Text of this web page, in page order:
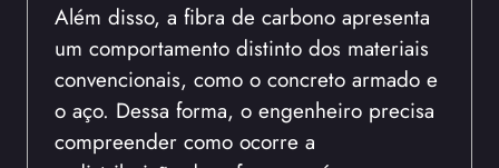
Além disso, a fibra de carbono apresenta
um comportamento distinto dos materiais
convencionais, como o concreto armado e
o aço. Dessa forma, o engenheiro precisa
compreender como ocorre a